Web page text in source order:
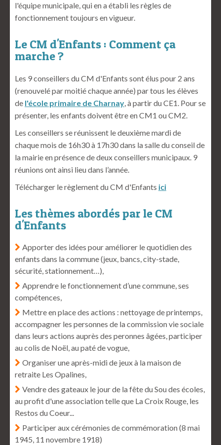
l'équipe municipale, qui en a établi les règles de
fonctionnement toujours en vigueur.
Le CM d'Enfants : Comment ça
marche ?
Les 9 conseillers du CM d'Enfants sont élus pour 2 ans
(renouvelé par moitié chaque année) par tous les élèves
de l'école primaire de Charnay, à partir du CE1. Pour se
présenter, les enfants doivent être en CM1 ou CM2.
Les conseillers se réunissent le deuxième mardi de
chaque mois de 16h30 à 17h30 dans la salle du conseil de
la mairie en présence de deux conseillers municipaux. 9
réunions ont ainsi lieu dans l’année.
Télécharger le règlement du CM d'Enfants ici
Les thèmes abordés par le CM
d'Enfants
Apporter des idées pour améliorer le quotidien des
enfants dans la commune (jeux, bancs, city-stade,
sécurité, stationnement…),
Apprendre le fonctionnement d’une commune, ses
compétences,
Mettre en place des actions : nettoyage de printemps,
accompagner les personnes de la commission vie sociale
dans leurs actions auprès des peronnes âgées, participer
au colis de Noël, au paté de vogue,
Organiser une après-midi de jeux à la maison de
retraite Les Opalines,
Vendre des gateaux le jour de la fête du Sou des écoles,
au profit d'une association telle que La Croix Rouge, les
Restos du Coeur...
Participer aux cérémonies de commémoration (8 mai
1945, 11 novembre 1918)